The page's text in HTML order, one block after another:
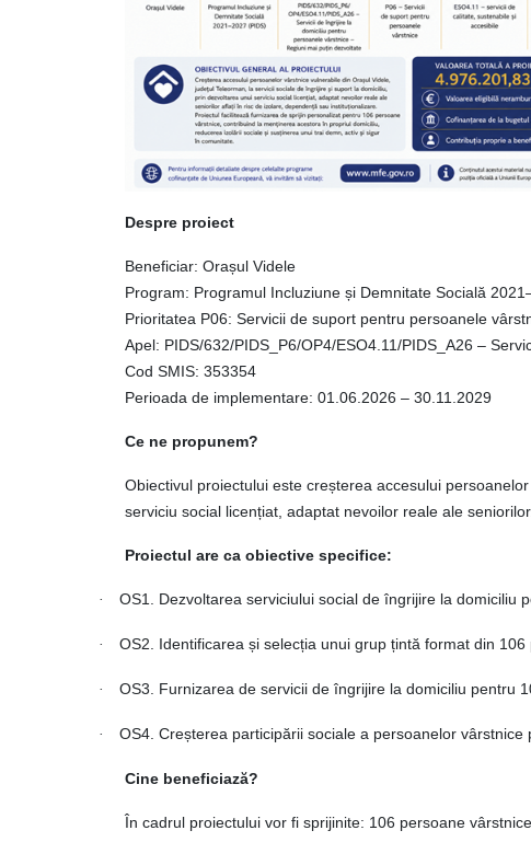
Despre proiect
Beneficiar: Orașul Videle
Program: Programul Incluziune și Demnitate Socială
Prioritatea P06: Servicii de suport pentru persoanele
Apel: PIDS/632/PIDS_P6/OP4/ESO4.11/PIDS_A26 –
Cod SMIS: 353354
Perioada de implementare: 01.06.2026 – 30.11.2029
Ce ne propunem?
Obiectivul proiectului este creșterea accesului
serviciu social licențiat, adaptat nevoilor reale ale seniorilor.
Proiectul are ca obiective specifice:
· OS1. Dezvoltarea serviciului social de îngrijire la domiciliu
· OS2. Identificarea și selecția unui grup țintă format din
· OS3. Furnizarea de servicii de îngrijire la domiciliu pentru
· OS4. Creșterea participării sociale a persoanelor
Cine beneficiază?
În cadrul proiectului vor fi sprijinite: 106 persoane